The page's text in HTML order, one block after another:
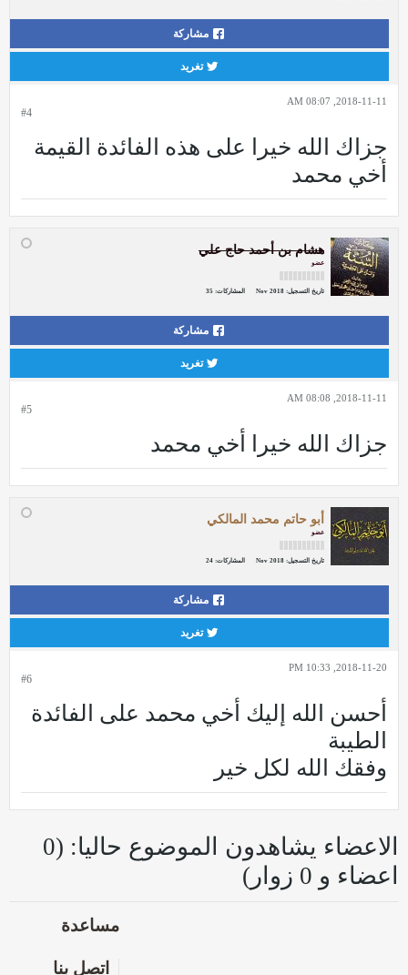
مشاركة
تغريد
#4
2018-11-11, 08:07 AM
جزاك الله خيرا على هذه الفائدة القيمة
أخي محمد
هشام بن أحمد حاج علي
عضو
تاريخ التسجيل: Nov 2018 المشاركات: 35
مشاركة
تغريد
#5
2018-11-11, 08:08 AM
جزاك الله خيرا أخي محمد
أبو حاتم محمد المالكي
عضو
تاريخ التسجيل: Nov 2018 المشاركات: 24
مشاركة
تغريد
#6
2018-11-20, 10:33 PM
أحسن الله إليك أخي محمد على الفائدة
الطيبة
وفقك الله لكل خير
الاعضاء يشاهدون الموضوع حاليا: (0
اعضاء و 0 زوار)
مساعدة
اتصل بنا